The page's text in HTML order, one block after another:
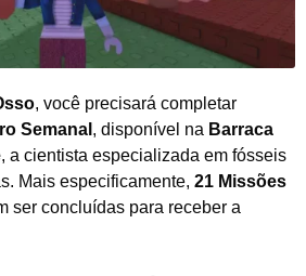
, você precisará completar
Semanal , disponível na Barraca
, a cientista especializada em fósseis
Mais especificamente, 21 Missões
ser concluídas para receber a